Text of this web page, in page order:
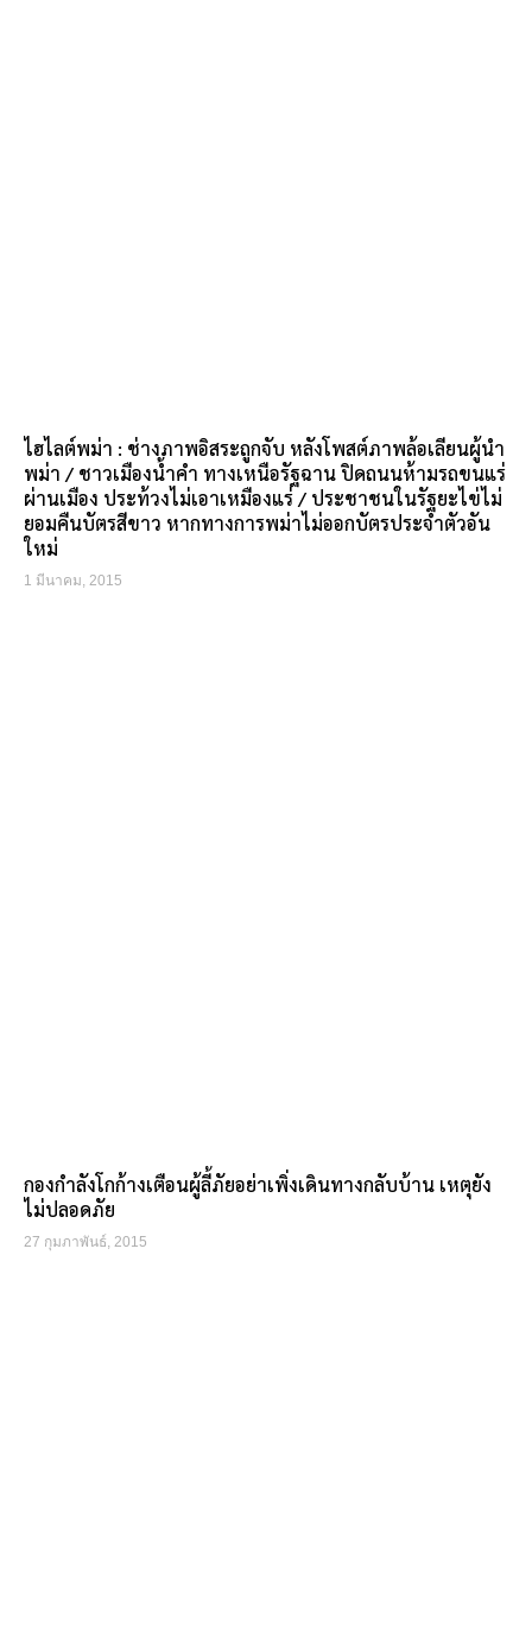
ไฮไลต์พม่า : ช่างภาพอิสระถูกจับ หลังโพสต์ภาพล้อเลียนผู้นำ
พม่า / ชาวเมืองน้ำคำ ทางเหนือรัฐฉาน ปิดถนนห้ามรถขนแร่
ผ่านเมือง ประท้วงไม่เอาเหมืองแร่ / ประชาชนในรัฐยะไข่ไม่
ยอมคืนบัตรสีขาว หากทางการพม่าไม่ออกบัตรประจำตัวอัน
ใหม่
1 มีนาคม, 2015
กองกำลังโกก้างเตือนผู้ลี้ภัยอย่าเพิ่งเดินทางกลับบ้าน เหตุยัง
ไม่ปลอดภัย
27 กุมภาพันธ์, 2015